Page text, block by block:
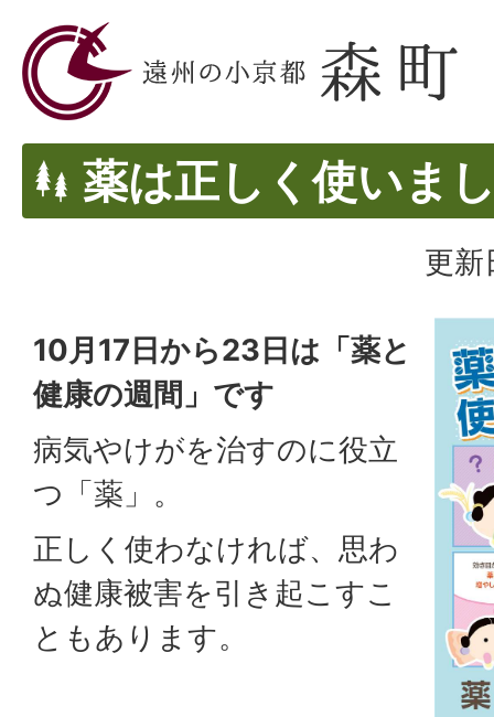
薬は正しく使いま
更新
10月17日から23日は「薬と
健康の週間」です
病気やけがを治すのに役立
つ「薬」。
正しく使わなければ、思わ
ぬ健康被害を引き起こすこ
ともあります。